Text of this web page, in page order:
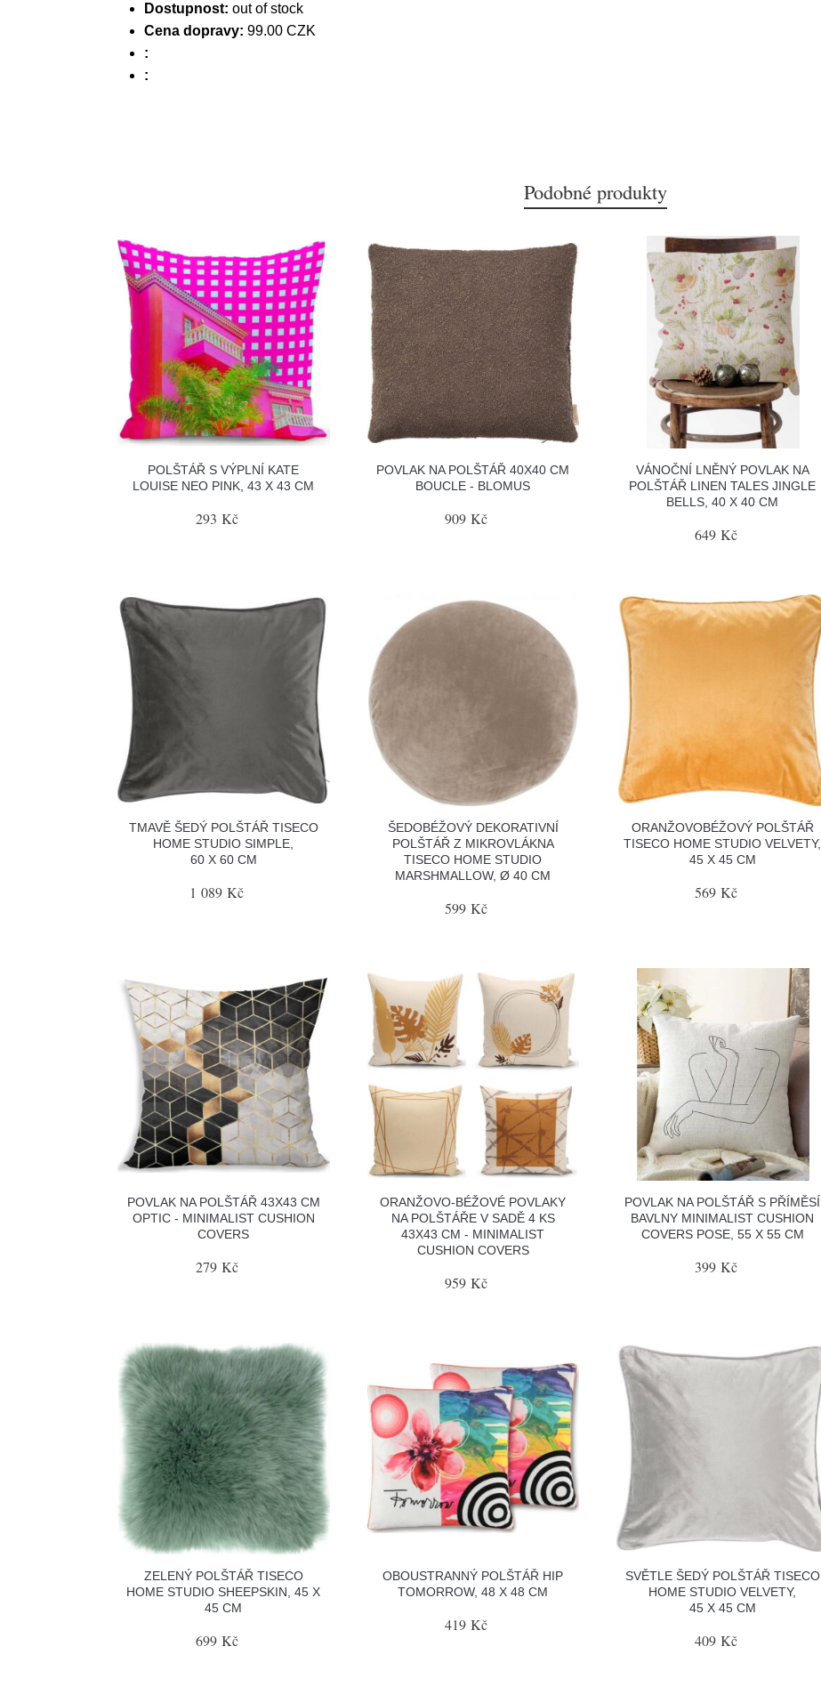
Dostupnost: out of stock
Cena dopravy: 99.00 CZK
:
:
Podobné produkty
POLŠTÁŘ S VÝPLNÍ KATE
LOUISE NEO PINK, 43 X 43 CM
293 Kč
POVLAK NA POLŠTÁŘ 40X40 CM
BOUCLE - BLOMUS
909 Kč
VÁNOČNÍ LNĚNÝ POVLAK NA
POLŠTÁŘ LINEN TALES JINGLE
BELLS, 40 X 40 CM
649 Kč
TMAVĚ ŠEDÝ POLŠTÁŘ TISECO
HOME STUDIO SIMPLE,
60 X 60 CM
1 089 Kč
ŠEDOBÉŽOVÝ DEKORATIVNÍ
POLŠTÁŘ Z MIKROVLÁKNA
TISECO HOME STUDIO
MARSHMALLOW, Ø 40 CM
599 Kč
ORANŽOVOBÉŽOVÝ POLŠTÁŘ
TISECO HOME STUDIO VELVETY,
45 X 45 CM
569 Kč
POVLAK NA POLŠTÁŘ 43X43 CM
OPTIC - MINIMALIST CUSHION
COVERS
279 Kč
ORANŽOVO-BÉŽOVÉ POVLAKY
NA POLŠTÁŘE V SADĚ 4 KS
43X43 CM - MINIMALIST
CUSHION COVERS
959 Kč
POVLAK NA POLŠTÁŘ S PŘÍMĚSÍ
BAVLNY MINIMALIST CUSHION
COVERS POSE, 55 X 55 CM
399 Kč
ZELENÝ POLŠTÁŘ TISECO
HOME STUDIO SHEEPSKIN, 45 X
45 CM
699 Kč
OBOUSTRANNÝ POLŠTÁŘ HIP
TOMORROW, 48 X 48 CM
419 Kč
SVĚTLE ŠEDÝ POLŠTÁŘ TISECO
HOME STUDIO VELVETY,
45 X 45 CM
409 Kč